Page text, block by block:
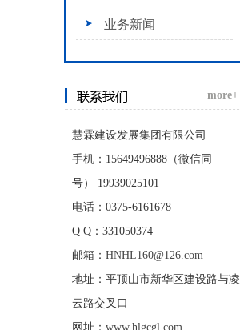
业务新闻
more+
慧霖建设发展集团有限公司
手机：15649496888（微信同
号） 19939025101
电话：0375-6161678
Q Q：331050374
邮箱： HNHL160@126.com
地址：平顶山市新华区建设路与凌
云路交叉口
网址： www.hlgcgl.com